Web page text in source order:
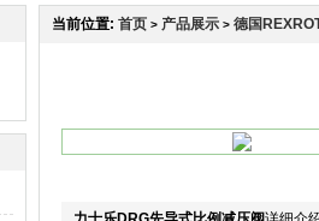
当前位置: 首页 > 产品展示 > 德国